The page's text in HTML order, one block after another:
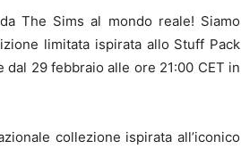
The Sims al mondo reale! Siamo
limitata ispirata allo Stuff Pack
29 febbraio alle ore 21:00 CET in
collezione ispirata all’iconico